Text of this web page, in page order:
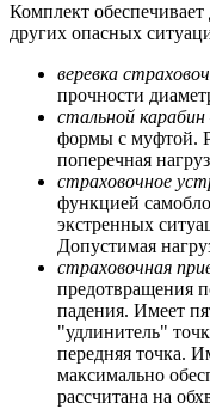
Комплект
других опасных
веревка
прочности
стальной карабин
формы с муфтой.
поперечная
страховочное
функцией
экстренных
Допустимая
страховочная
предотвращения
падения. Имеет
"удлинитель"
передняя точка.
максимально
рассчитана на